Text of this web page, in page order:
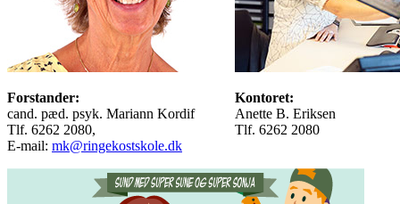
Forstander:
cand. pæd. psyk. Mariann Kordif
Tlf. 6262 2080,
E-mail: mk@ringekostskole.dk
Kontoret:
Anette B. Eriksen
Tlf. 6262 2080